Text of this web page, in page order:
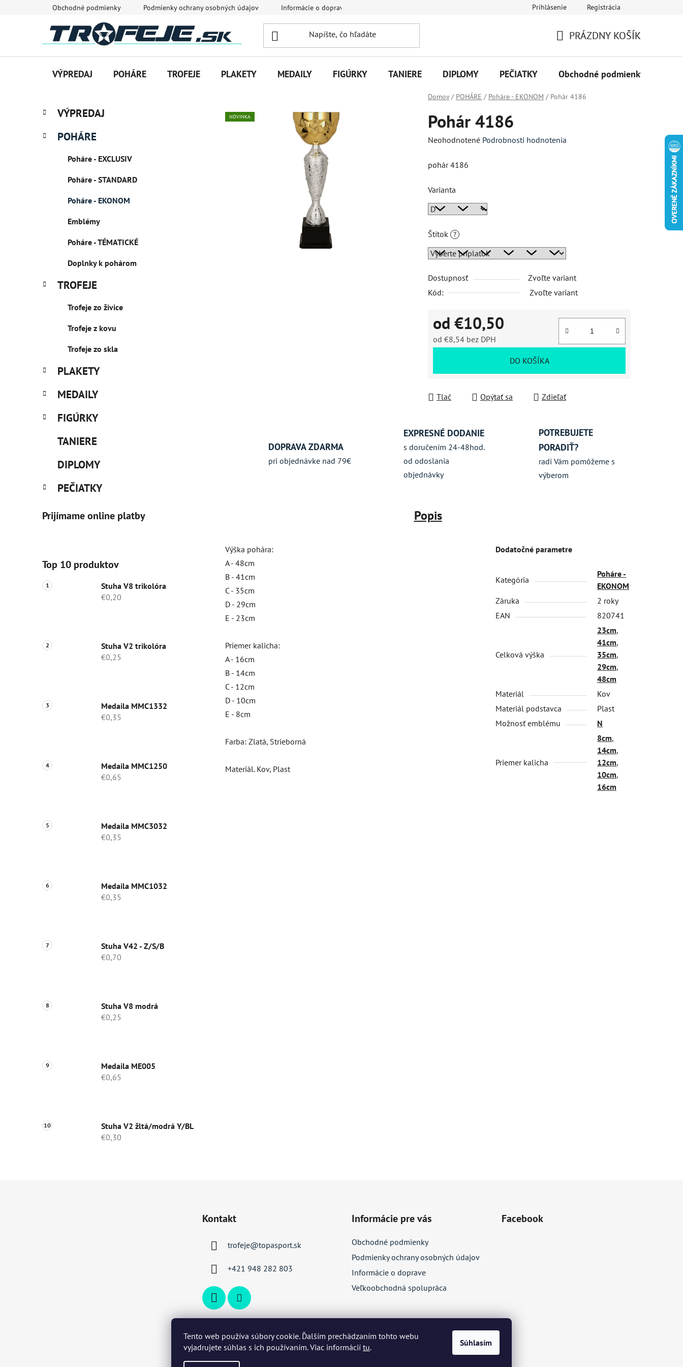
Tento web používa súbory cookie. Ďalším prechádzaním tohto webu
vyjadrujete súhlas s ich používaním. Viac informácií tu. Súhlasím
Obchodné podmienky Podmienky ochrany osobných údajov Informácie o doprave Prihlásenie Registrácia
KOŠÍK
PRÁZDNY KOŠÍK
VÝPREDAJ POHÁRE TROFEJE PLAKETY MEDAILY FIGÚRKY TANIERE DIPLOMY PEČIATKY Obchodné podmienky
Domov / POHÁRE / Poháre - EKONOM / Pohár 4186
B
č
Preskočiť
kategórie
K
a
e
VÝPREDAJ
POHÁRE
Poháre - EXCLUSIV
Poháre - STANDARD
Poháre - EKONOM
Emblémy
Poháre - TÉMATICKÉ
Doplnky k pohárom
TROFEJE
Trofeje zo živice
Trofeje z kovu
Trofeje zo skla
PLAKETY
MEDAILY
FIGÚRKY
TANIERE
DIPLOMY
PEČIATKY
Prijímame online platby
Top 10 produktov
Stuha V8 trikolóra
€0,20
Stuha V2 trikolóra
€0,25
Medaila MMC1332
€0,35
Medaila MMC1250
€0,65
Medaila MMC3032
€0,35
Medaila MMC1032
€0,35
Stuha V42 - Z/S/B
€0,70
Stuha V8 modrá
€0,25
Medaila ME005
€0,65
Stuha V2 žltá/modrá Y/BL
€0,30
Pohár 4186
Priemerné
produktu
0,0
hviezdičiek.
Neohodnotené Podrobnosti hodnotenia
pohár 4186
Varianta
Štítok ?
Dostupnosť
Zvoľte variant
Kód:
Zvoľte variant
od €10,50
od €8,54 bez DPH
DO KOŠÍKA
Tlač Opýtať sa Zdieľať
NOVINKA
DOPRAVA ZDARMA
pri objednávke nad 79€
EXPRESNÉ DODANIE
s doručením 24-48hod.
od odoslania
objednávky
POTREBUJETE
PORADIŤ?
radi Vám pomôžeme s
výberom
Popis
Výška pohára:
A - 48cm
B - 41cm
C - 35cm
D - 29cm
E - 23cm
Priemer kalicha:
A - 16cm
B - 14cm
C - 12cm
D - 10cm
E - 8cm
Farba: Zlatá, Strieborná
Materiál. Kov, Plast
Dodatočné parametre
Kategória
Poháre -
EKONOM
Záruka
2 roky
EAN
820741
Celková výška
23cm,
41cm,
35cm,
29cm,
48cm
Materiál
Kov
Materiál podstavca
Plast
Možnosť emblému
N
Priemer kalicha
8cm,
14cm,
12cm,
10cm,
16cm
Kontakt
trofeje@topasport.sk
+421 948 282 803
Informácie pre vás
Obchodné podmienky
Podmienky ochrany osobných údajov
Informácie o doprave
Veľkoobchodná spolupráca
Facebook